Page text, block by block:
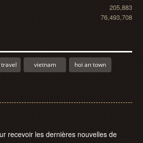
205,883
76,493,708
vietnam hoi an town
recevoir les dernières nouvelles de